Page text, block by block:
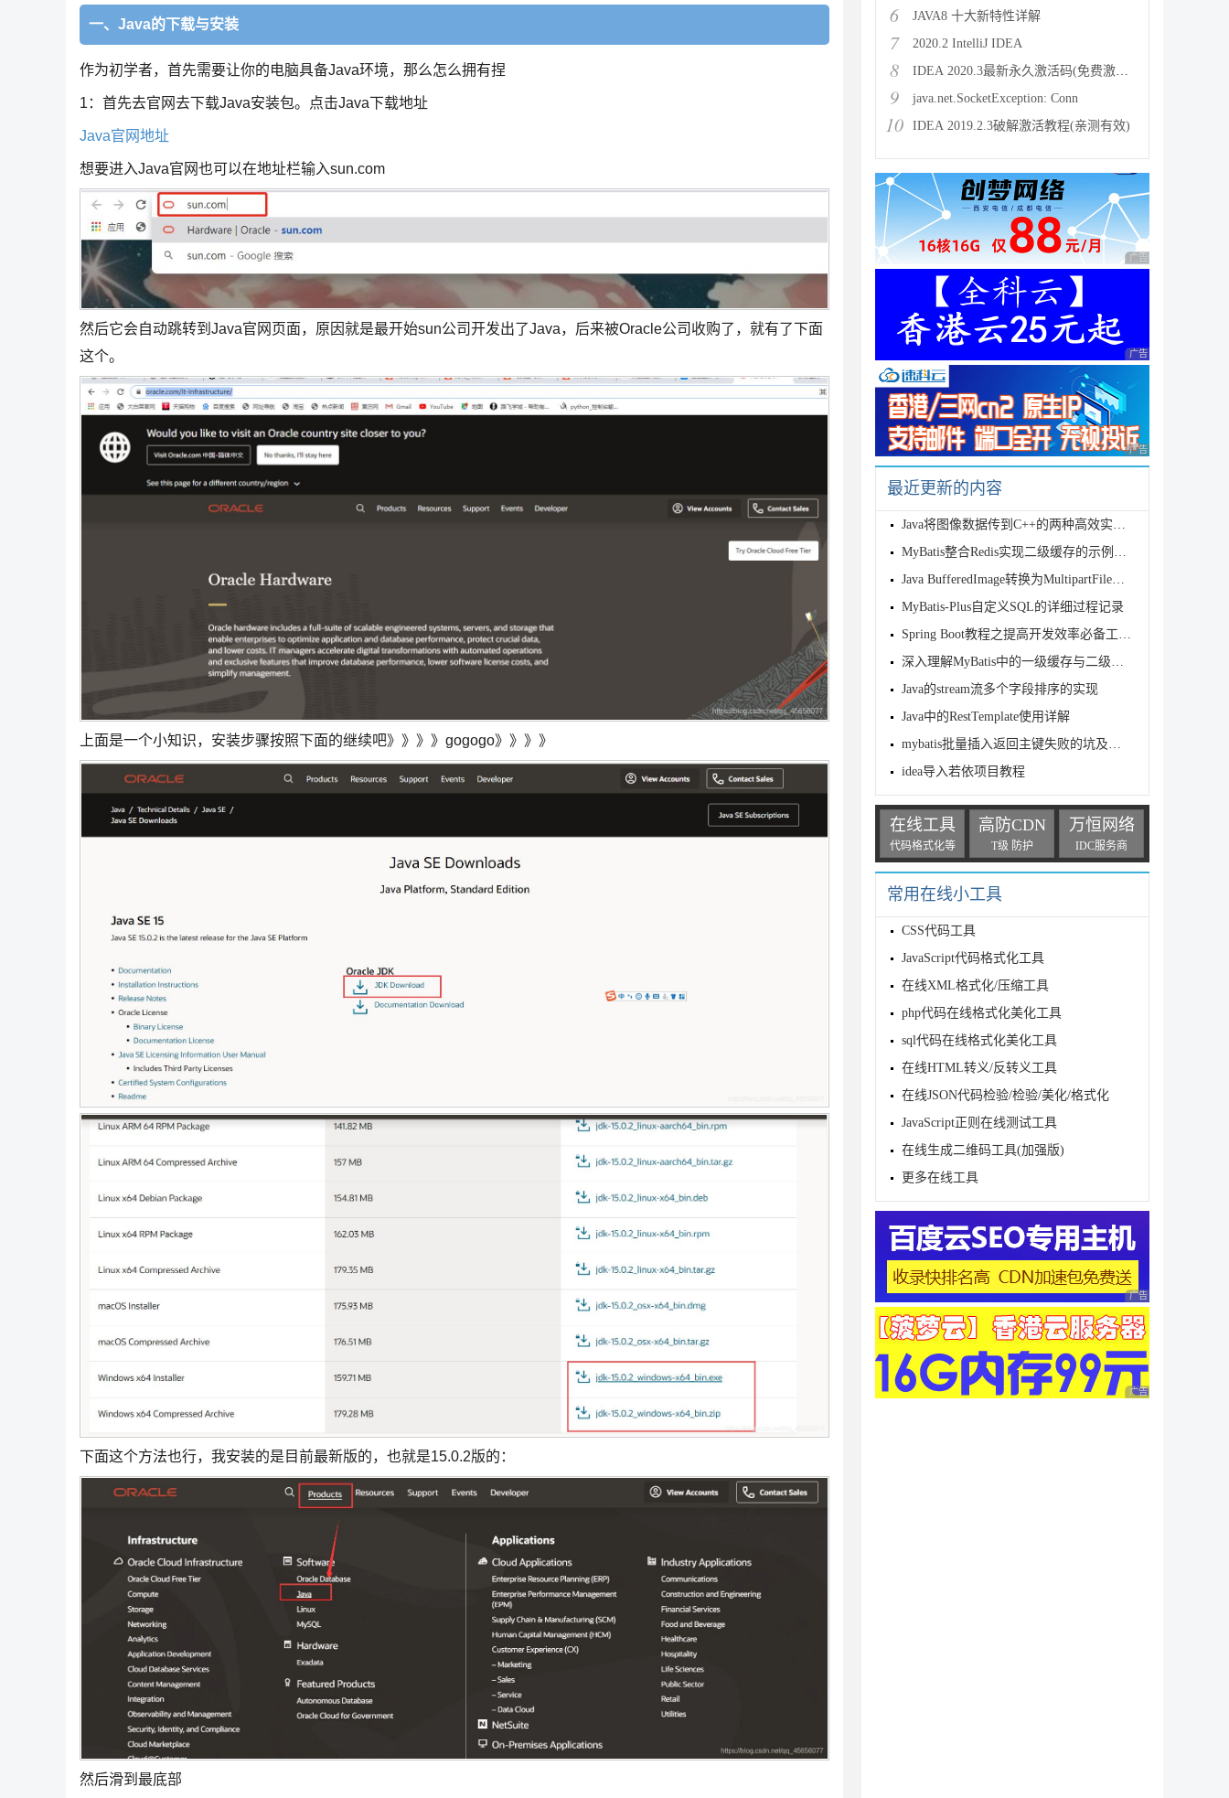
一、Java的下载与安装
作为初学者，首先需要让你的电脑具备Java环境，那么怎么拥有捏
1：首先去官网去下载Java安装包。点击Java下载地址
Java官网地址
想要进入Java官网也可以在地址栏输入sun.com
然后它会自动跳转到Java官网页面，原因就是最开始sun公司开发出了Java，后来被Oracle公司收购了，就有了下面
这个。
上面是一个小知识，安装步骤按照下面的继续吧》》》》gogogo》》》》
下面这个方法也行，我安装的是目前最新版的，也就是15.0.2版的：
然后滑到最底部
6 JAVA8 十大新特性详解
7 2020.2 IntelliJ IDEA
8 IDEA 2020.3最新永久激活码(免费激活到 209
9 java.net.SocketException: Conn
10 IDEA 2019.2.3破解激活教程(亲测有效)
广告 商业广告，理性
广告 商业广告，理性
广告 商业广告，理性
最近更新的内容
Java将图像数据传到C++的两种高效实现方式对比
MyBatis整合Redis实现二级缓存的示例代码
Java BufferedImage转换为MultipartFile方式
MyBatis-Plus自定义SQL的详细过程记录
Spring Boot教程之提高开发效率必备工具lombok
深入理解MyBatis中的一级缓存与二级缓存
Java的stream流多个字段排序的实现
Java中的RestTemplate使用详解
mybatis批量插入返回主键失败的坑及解决
idea导入若依项目教程
在线工具
代码格式化等
高防CDN
T级 防护
万恒网络
IDC服务商
常用在线小工具
CSS代码工具
JavaScript代码格式化工具
在线XML格式化/压缩工具
php代码在线格式化美化工具
sql代码在线格式化美化工具
在线HTML转义/反转义工具
在线JSON代码检验/检验/美化/格式化
JavaScript正则在线测试工具
在线生成二维码工具(加强版)
更多在线工具
广告 商业广告，理性
广告 商业广告，理性